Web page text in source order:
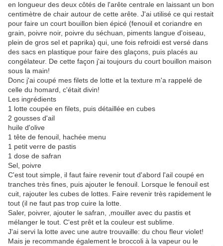
en longueur des deux côtés de l'arête centrale en laissant un bon
centimètre de chair autour de cette arête. J'ai utilisé ce qui restait
pour faire un court bouillon bien épicé (fenouil et coriandre en
grain, poivre noir, poivre du séchuan, piments langue d'oiseau,
plein de gros sel et paprika) qui, une fois refroidi est versé dans
des sacs en plastique pour faire des glaçons, puis placés au
congélateur. De cette façon j'ai toujours du court bouillon maison
sous la main!
Donc j'ai coupé mes filets de lotte et la texture m'a rappelé de
celle du homard, c'était divin!
Les ingrédients
1 lotte coupée en filets, puis détaillée en cubes
2 gousses d'ail
huile d'olive
1 tête de fenouil, hachée menu
1 petit verre de pastis
1 dose de safran
Sel, poivre
C'est tout simple, il faut faire revenir tout d'abord l'ail coupé en
tranches très fines, puis ajouter le fenouil. Lorsque le fenouil est
cuit, rajouter les cubes de lottes. Faire revenir très rapidement le
tout (il ne faut pas trop cuire la lotte.
Saler, poivrer, ajouter le safran, ,mouiller avec du pastis et
mélanger le tout. C'est prêt et la couleur est sublime.
J'ai servi la lotte avec une autre trouvaille: du chou fleur violet!
Mais je recommande également le broccoli à la vapeur ou le